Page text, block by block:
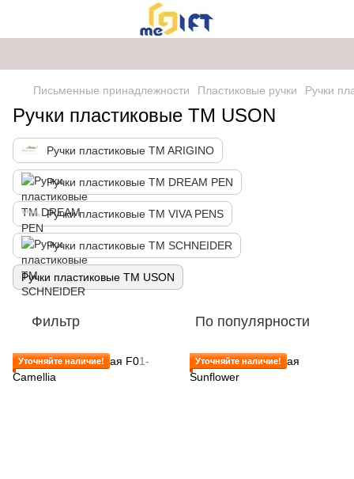
Письменные принадлежности Пластиковые ручки Ручки
Ручки пластиковые ТМ USON
Ручки пластиковые TM ARIGINO
Ручки пластиковые ТМ DREAM PEN
Ручки пластиковые ТМ VIVA PENS
Ручки пластиковые ТМ SCHNEIDER
Ручки пластиковые ТМ USON
Фильтр По популярности
Уточняйте наличие! Уточняйте наличие!